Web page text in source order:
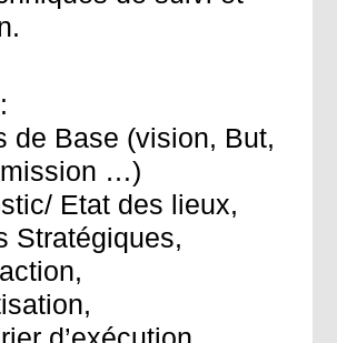
de Base (vision, But,
…)
Etat des lieux,
Stratégiques,